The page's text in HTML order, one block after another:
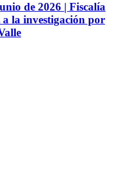
de 2026 | Fiscalía
la investigación por